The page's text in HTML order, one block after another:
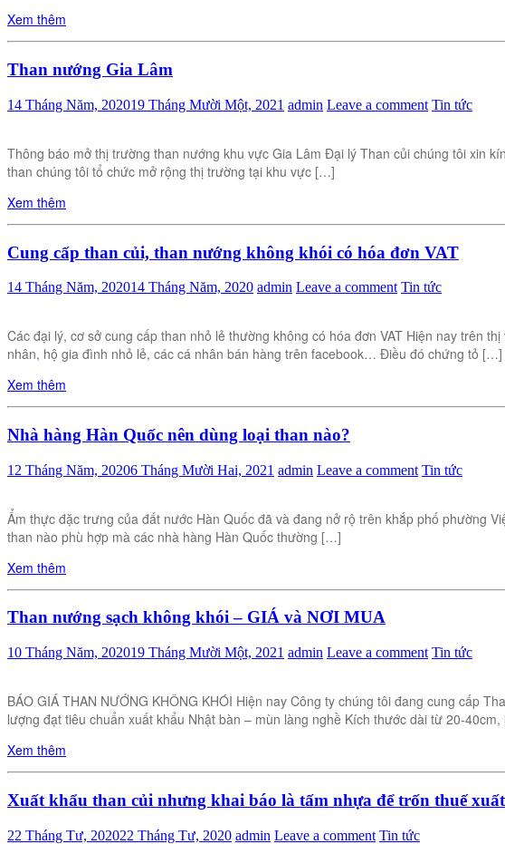
Xem thêm
Than nướng Gia Lâm
14 Tháng Năm, 202019 Tháng Mười Một, 2021 admin Leave a comment Tin tức
Thông báo mở thị trường than nướng khu vực Gia Lâm Đại lý Than củi chúng tôi xin
than chúng tôi tổ chức mở rộng thị trường tại khu vực […]
Xem thêm
Cung cấp than củi, than nướng không khói có hóa đơn VAT
14 Tháng Năm, 202014 Tháng Năm, 2020 admin Leave a comment Tin tức
Các đại lý, cơ sở cung cấp than nhỏ lẻ thường không có hóa đơn VAT Hiện nay trên
nhân, hộ gia đình nhỏ lẻ, các cá nhân bán hàng trên facebook… Điều đó chứng tỏ […]
Xem thêm
Nhà hàng Hàn Quốc nên dùng loại than nào?
12 Tháng Năm, 20206 Tháng Mười Hai, 2021 admin Leave a comment Tin tức
Ẩm thực đặc trưng của đất nước Hàn Quốc đã và đang nở rộ trên khắp phố phường
than nào phù hợp mà các nhà hàng Hàn Quốc thường […]
Xem thêm
Than nướng sạch không khói – GIÁ và NƠI MUA
10 Tháng Năm, 202019 Tháng Mười Một, 2021 admin Leave a comment Tin tức
BÁO GIÁ THAN NƯỚNG KHÔNG KHÓI Hiện nay Công ty chúng tôi đang cung cấp
lượng đạt tiêu chuẩn xuất khẩu Nhật bàn – mùn làng nghề Kích thước dài từ 20-
Xem thêm
Xuất khẩu than củi nhưng khai báo là tấm nhựa để trốn thuế
22 Tháng Tư, 202022 Tháng Tư, 2020 admin Leave a comment Tin tức